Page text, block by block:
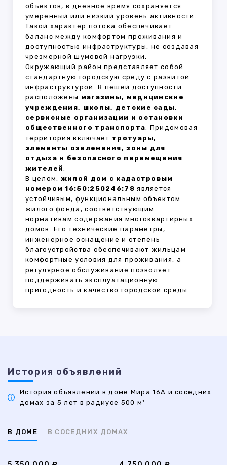
объектов, в дневное время сохраняется
умеренный или низкий уровень активности.
Такой характер потока обеспечивает
баланс между комфортом проживания и
доступностью инфраструктуры, не создавая
чрезмерной шумовой нагрузки.
Окружающий район представляет собой
стандартную городскую среду с развитой
инфраструктурой. В пешей доступности
расположены магазины, медицинские
учреждения, школы, детские сады,
сервисные организации и остановки
общественного транспорта. Придомовая
территория включает тротуары,
элементы озеленения, зоны для
отдыха и безопасного перемещения
жителей.
В целом, жилой дом с кадастровым
номером 16:50:250246:78 является
устойчивым, функциональным объектом
жилого фонда, соответствующим
нормативам содержания многоквартирных
домов. Его технические параметры,
инженерное оснащение и степень
благоустройства обеспечивают жильцам
комфортные условия для проживания, а
регулярное обслуживание позволяет
поддерживать эксплуатационную
пригодность и качество городской среды.
История объявлений
История объявлений в доме Мира 16А и соседних
домах за 5 лет в радиусе 500 м²
В ДОМЕ В СОСЕДНИХ ДОМАХ